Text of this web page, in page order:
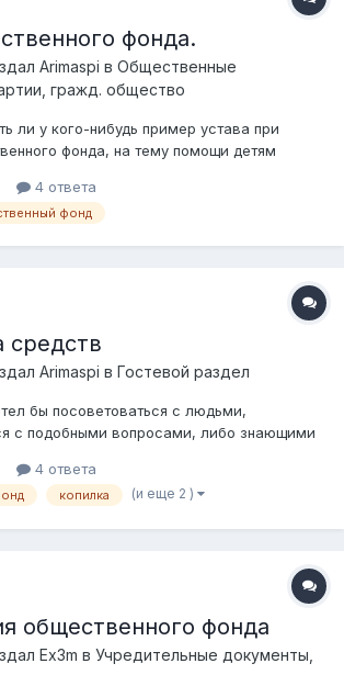
фонда.
Arimaspi в Общественные
гражд. общество
ли у кого-нибудь пример устава при
фонда, на тему помощи детям
при составлении устава? На двух ли
управление юстиции устав?
4 ответа
фонд
средств
Arimaspi в Гостевой раздел
бы посоветоваться с людьми,
с подобными вопросами, либо знающими
детские дома. Думаю изначально хотя бы
фруктами, ведь это же дети,
4 ответа
копилка (и еще 2 )
общественного фонда
Ex3m в Учредительные документы,